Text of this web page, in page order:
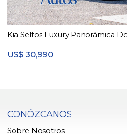
Kia Seltos Luxury Panorámica
US$ 30,990
CONÓZCANOS
Sobre Nosotros